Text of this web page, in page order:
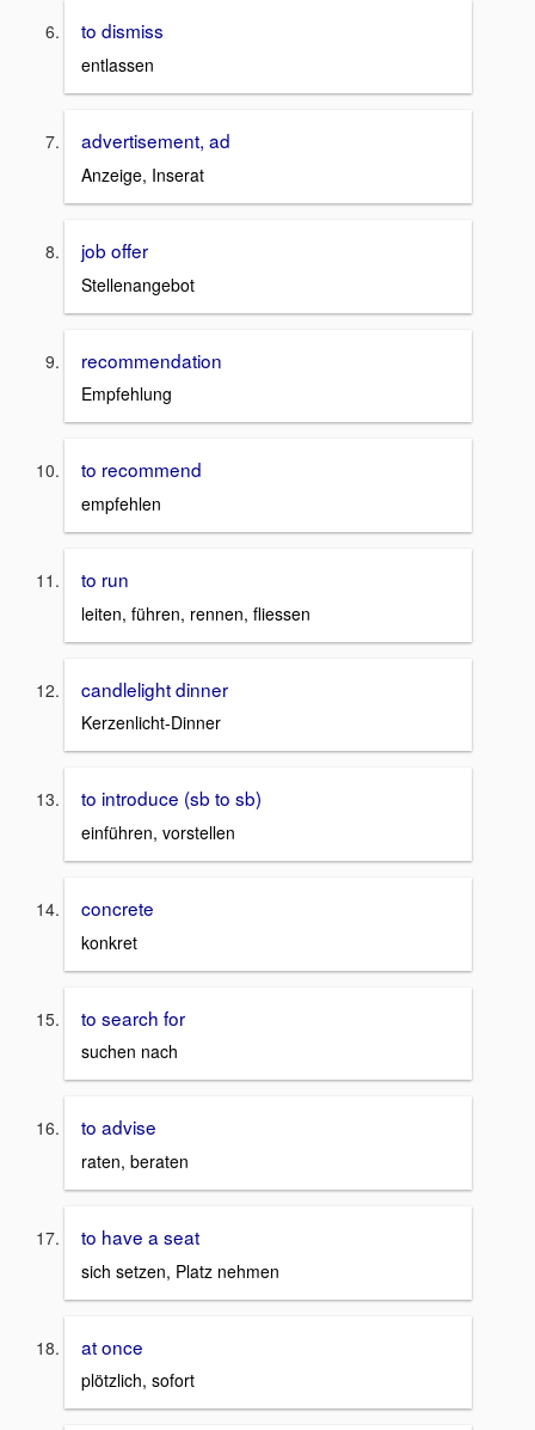
to dismiss
entlassen
advertisement, ad
Anzeige, Inserat
job offer
Stellenangebot
recommendation
Empfehlung
to recommend
empfehlen
to run
leiten, führen, rennen, fliessen
candlelight dinner
Kerzenlicht-Dinner
to introduce (sb to sb)
einführen, vorstellen
concrete
konkret
to search for
suchen nach
to advise
raten, beraten
to have a seat
sich setzen, Platz nehmen
at once
plötzlich, sofort